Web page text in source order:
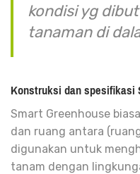
kondisi yg
tanaman di
Konstruksi dan spesifikasi
Smart Greenhouse
dan ruang antara
digunakan untuk
tanam dengan